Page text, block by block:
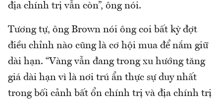
địa chính trị vẫn còn”, ông nói.
Tương tự, ông Brown nói ông coi bất kỳ đợt
điều chỉnh nào cũng là cơ hội mua để nắm giữ
dài hạn. “Vàng vẫn đang trong xu hướng tăng
giá dài hạn vì là nơi trú ẩn thực sự duy nhất
trong bối cảnh bất ổn chính trị và địa chính trị